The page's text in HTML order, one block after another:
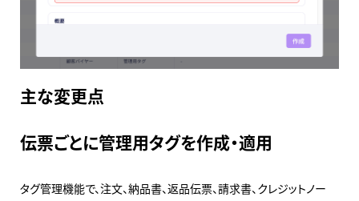
主な変更点
伝票ごとに管理用タグを作成・適用
タグ管理機能で、注文、納品書、返品伝票、請求書、クレジットノー